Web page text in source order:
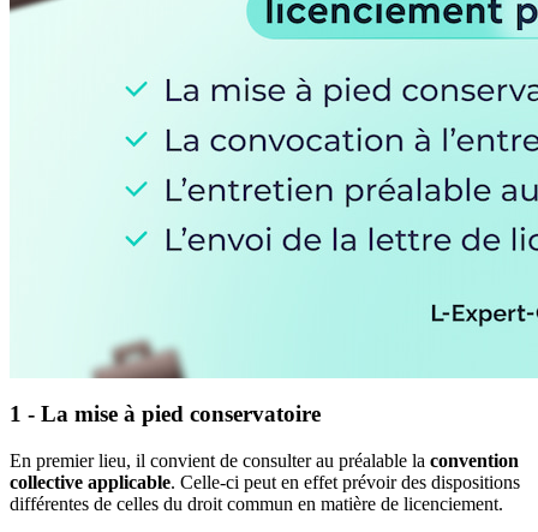
1 - La mise à pied conservatoire
En premier lieu, il convient de consulter au préalable la convention
collective applicable. Celle-ci peut en effet prévoir des dispositions
différentes de celles du droit commun en matière de licenciement.